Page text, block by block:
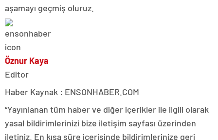
aşamayı geçmiş oluruz.
Öznur Kaya
Editor
Haber Kaynak : ENSONHABER.COM
“Yayınlanan tüm haber ve diğer içerikler ile ilgili olarak
yasal bildirimlerinizi bize iletişim sayfası üzerinden
iletiniz. En kısa süre içerisinde bildirimlerinize geri